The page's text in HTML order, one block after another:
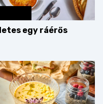
egy ráérős